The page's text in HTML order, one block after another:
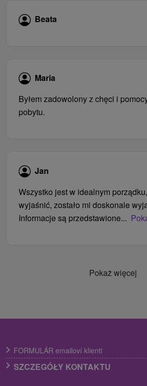
Beata
Maria
Byłem zadowolony z chęci i
pobytu.
Jan
Wszystko jest w idealnym
wyjaśnić, zostało mi doskonale
Informacje są przedstawione...
Pokaż więcej
FORMULÁR emailoví klienti
SZCZEGÓŁY KONTAKTU